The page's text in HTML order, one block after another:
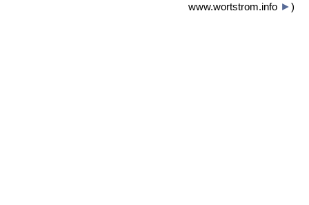
www.wortstrom.info ► )